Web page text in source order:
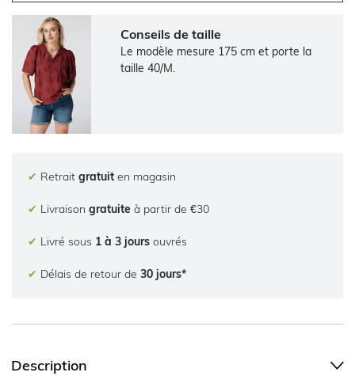
Conseils de taille
Le modèle mesure 175 cm et porte la
taille 40/M.
✔ Retrait gratuit en magasin
✔ Livraison gratuite à partir de €30
✔ Livré sous 1 à 3 jours ouvrés
✔ Délais de retour de 30 jours*
Description